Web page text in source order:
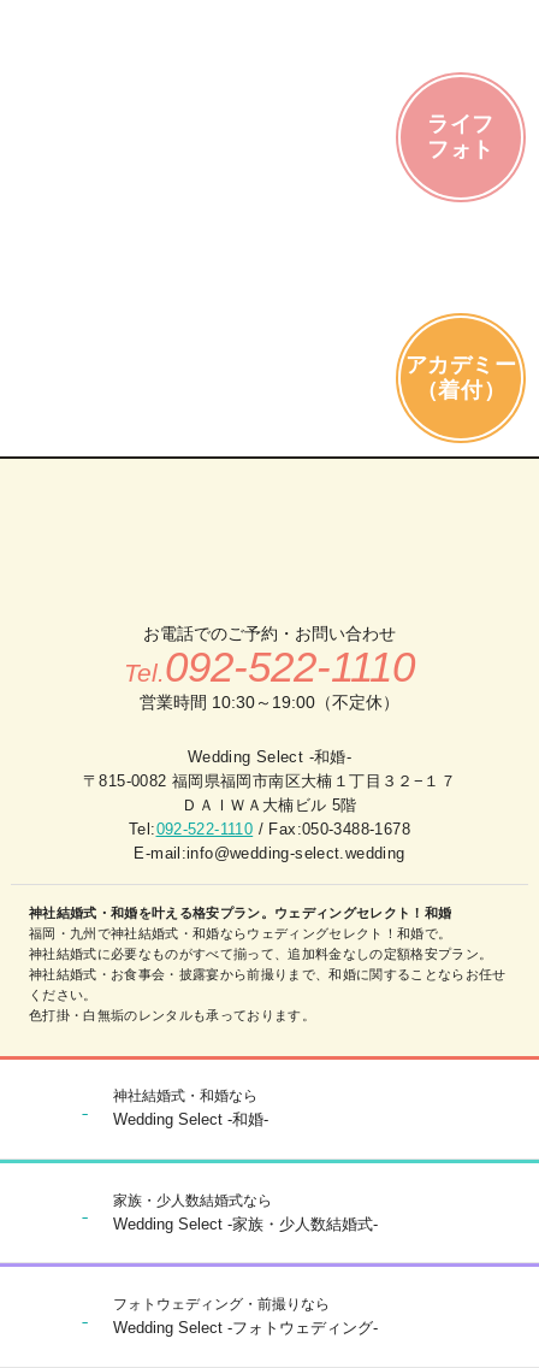
ライフ
フォト
アカデミー
（着付）
お電話でのご予約・お問い合わせ
Tel.092-522-1110
営業時間 10:30～19:00（不定休）
Wedding Select -和婚-
〒815-0082 福岡県福岡市南区大楠１丁目３２−１７
ＤＡＩＷＡ大楠ビル 5階
Tel:092-522-1110 / Fax:050-3488-1678
E-mail:info@wedding-select.wedding
神社結婚式・和婚を叶える格安プラン。ウェディングセレクト！和婚
福岡・九州で神社結婚式・和婚ならウェディングセレクト！和婚で。
神社結婚式に必要なものがすべて揃って、追加料金なしの定額格安プラン。
神社結婚式・お食事会・披露宴から前撮りまで、和婚に関することならお任せ
ください。
色打掛・白無垢のレンタルも承っております。
神社結婚式・和婚なら
Wedding Select -和婚-
家族・少人数結婚式なら
Wedding Select -家族・少人数結婚式-
フォトウェディング・前撮りなら
Wedding Select -フォトウェディング-